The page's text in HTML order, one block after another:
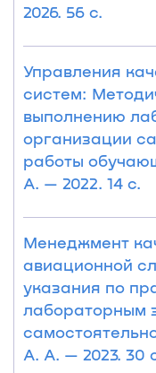
2026. 56 с.
Управления
систем:
выполнению
организации
работы
А. — 2022. 14 с.
Менеджмент
авиационной
указания по
лабораторным
А. А. — 2023. 30